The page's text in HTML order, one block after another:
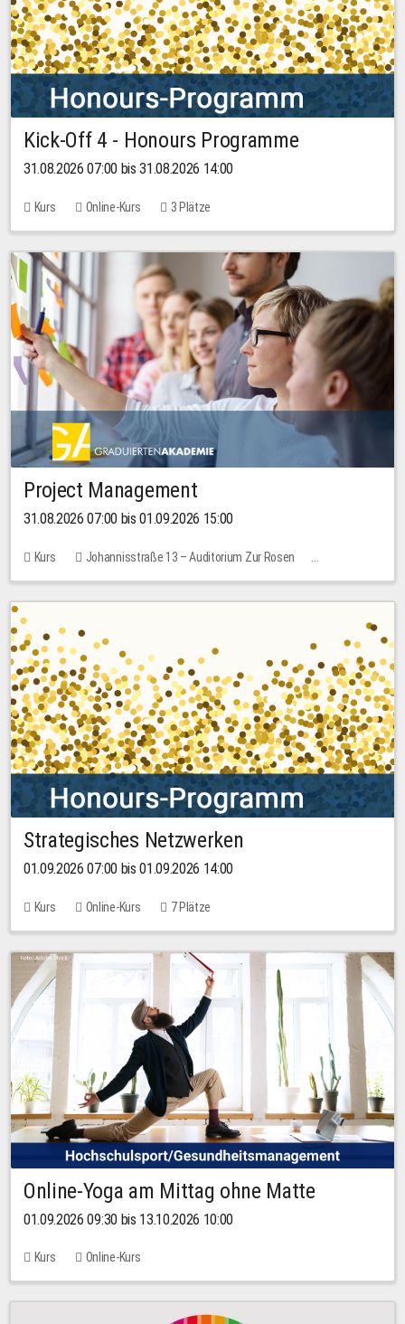
Kick-Off 4 - Honours Programme
31.08.2026 07:00 bis 31.08.2026 14:00
Kurs Online-Kurs 3 Plätze
Project Management
31.08.2026 07:00 bis 01.09.2026 15:00
Kurs
Johannisstraße 13 – Auditorium Zur Rosen
Keine freien Plätze
30,00 EUR
Strategisches Netzwerken
01.09.2026 07:00 bis 01.09.2026 14:00
Kurs Online-Kurs 7 Plätze
Online-Yoga am Mittag ohne Matte
01.09.2026 09:30 bis 13.10.2026 10:00
Kurs Online-Kurs